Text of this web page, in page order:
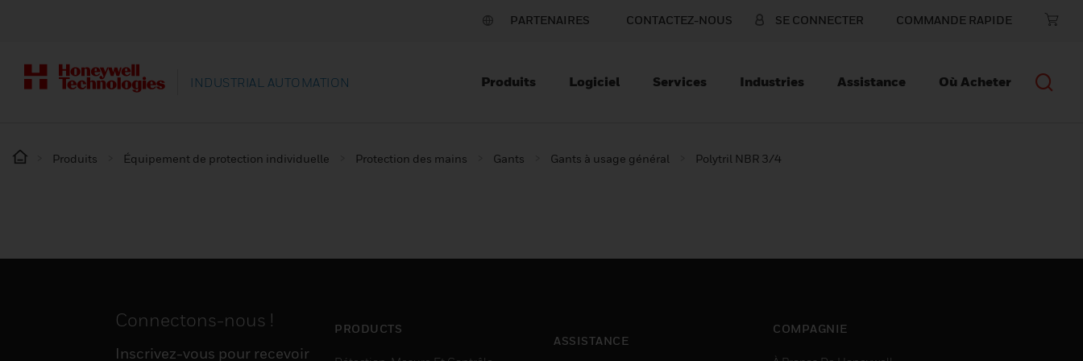
PARTENAIRES CONTACTEZ-NOUS SE CONNECTER COMMANDE RAPIDE
INDUSTRIAL AUTOMATION Produits Logiciel Services Industries Assistance Où Acheter
Produits Équipement de protection individuelle Protection des mains Gants Gants à usage général Polytril NBR 3/4
Connectons-nous !
Inscrivez-vous pour recevoir
PRODUCTS
ASSISTANCE
COMPAGNIE